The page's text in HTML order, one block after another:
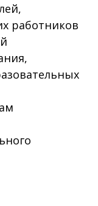
работников